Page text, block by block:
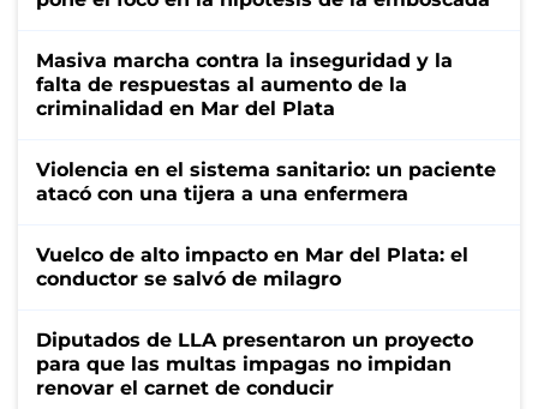
Masiva marcha contra la inseguridad y la
falta de respuestas al aumento de la
criminalidad en Mar del Plata
Violencia en el sistema sanitario: un paciente
atacó con una tijera a una enfermera
Vuelco de alto impacto en Mar del Plata: el
conductor se salvó de milagro
Diputados de LLA presentaron un proyecto
para que las multas impagas no impidan
renovar el carnet de conducir